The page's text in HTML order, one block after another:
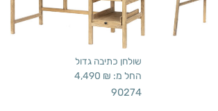
שולחן כתיבה גדול
החל מ: 4,490 ₪
90274